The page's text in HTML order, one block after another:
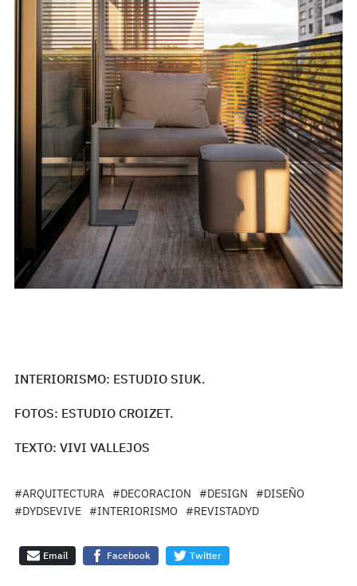
INTERIORISMO: ESTUDIO SIUK.
FOTOS: ESTUDIO CROIZET.
TEXTO: VIVI VALLEJOS
#ARQUITECTURA #DECORACION #DESIGN
#DISEÑO
#DYDSEVIVE
#INTERIORISMO #REVISTADYD
Email Facebook Twitter